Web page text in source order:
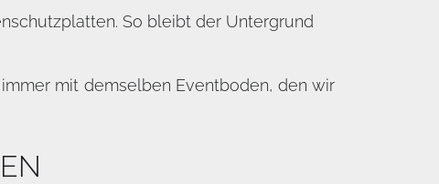
So bleibt der Untergrund
mit demselben Eventboden, den wir